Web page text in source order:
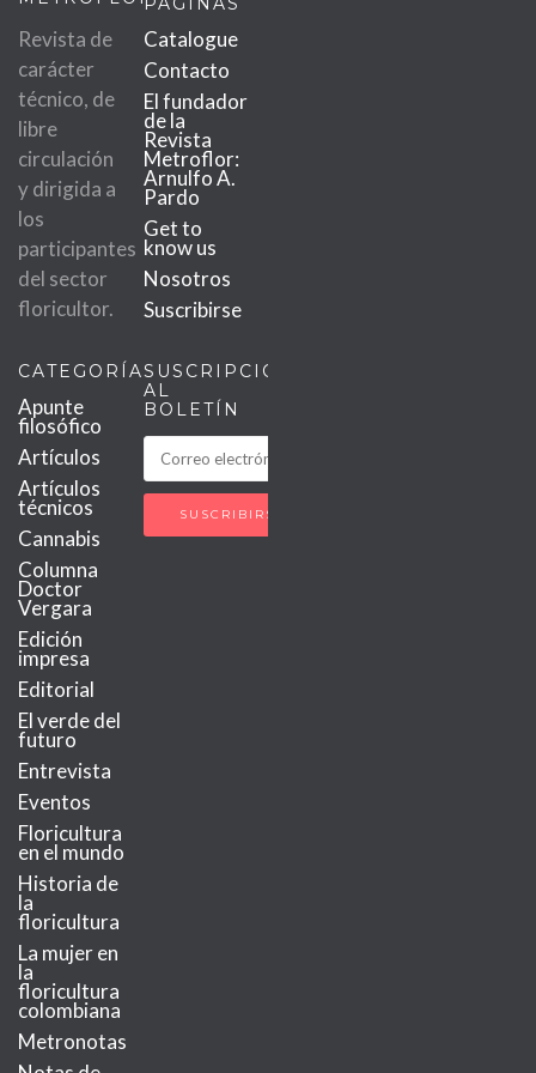
Revista de
carácter
técnico, de
libre
circulación
y dirigida a
los
participantes
del sector
floricultor.
Catalogue
Contacto
El fundador
de la
Revista
Metroflor:
Arnulfo A.
Pardo
Get to
know us
Nosotros
Suscribirse
CATEGORÍAS
Apunte
filosófico
Artículos
Artículos
técnicos
Cannabis
Columna
Doctor
Vergara
Edición
impresa
Editorial
El verde del
futuro
Entrevista
Eventos
Floricultura
en el mundo
Historia de
la
floricultura
La mujer en
la
floricultura
colombiana
Metronotas
SUSCRIPCIÓN
AL
BOLETÍN